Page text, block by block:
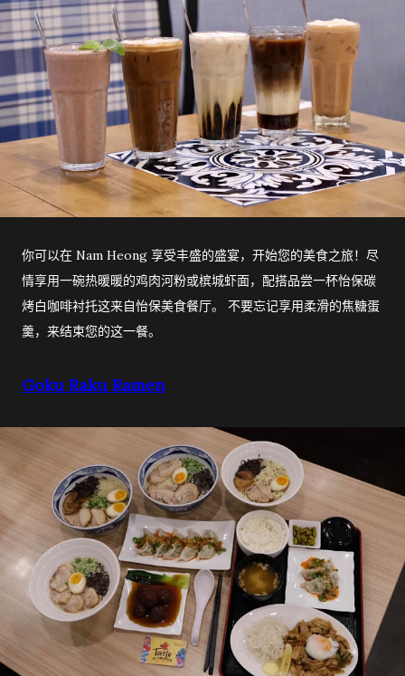
你可以在 Nam Heong 享受丰盛的盛宴，开始您的美食之旅！尽
情享用一碗热暖暖的鸡肉河粉或槟城虾面，配搭品尝一杯怡保碳
烤白咖啡衬托这来自怡保美食餐厅。 不要忘记享用柔滑的焦糖蛋
羹，来结束您的这一餐。
Goku Raku Ramen